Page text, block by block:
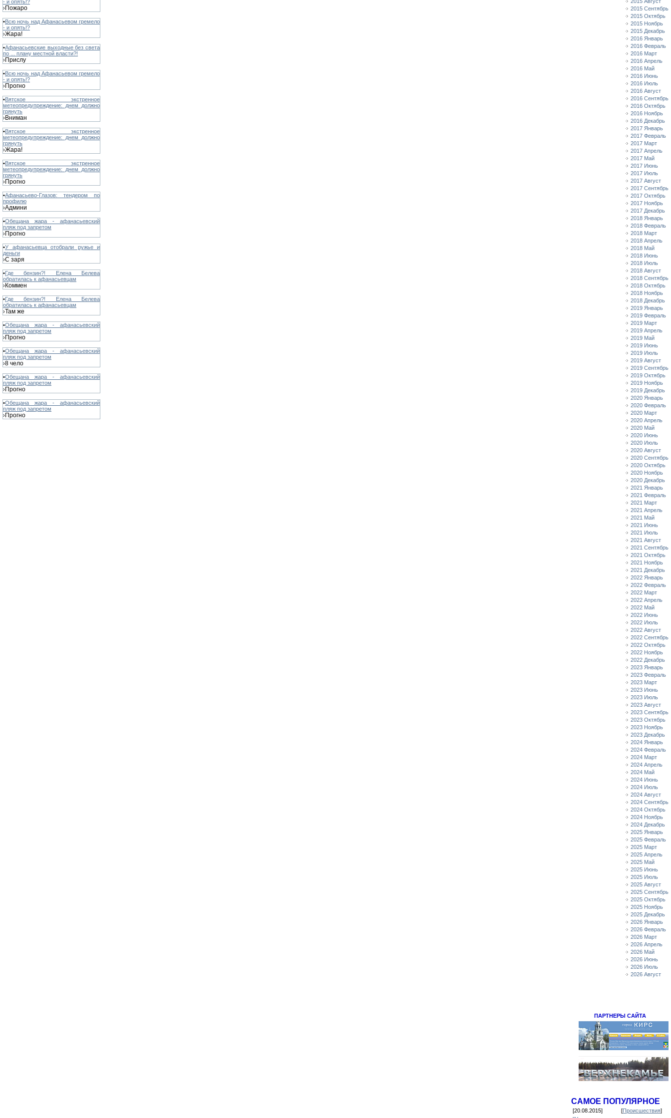
- и опять!?
›Пожаро
•Всю ночь над Афанасьевом гремело
- и опять!?
›Жара!
•Афанасьевские выходные без света
по ... плану местной власти?!
›Прислу
•Всю ночь над Афанасьевом гремело
- и опять!?
›Прогно
•Вятское экстренное
метеопредупреждение: днем должно
грянуть
›Вниман
•Вятское экстренное
метеопредупреждение: днем должно
грянуть
›Жара!
•Вятское экстренное
метеопредупреждение: днем должно
грянуть
›Прогно
•Афанасьево-Глазов: тендером по
профилю
›Админи
•Обещана жара - афанасьевский
пляж под запретом
›Прогно
•У афанасьевца отобрали ружье и
деньги
›С заря
•Где бензин?! Елена Белева
обратилась к афанасьевцам
›Коммен
•Где бензин?! Елена Белева
обратилась к афанасьевцам
›Там же
•Обещана жара - афанасьевский
пляж под запретом
›Прогно
•Обещана жара - афанасьевский
пляж под запретом
›8 чело
•Обещана жара - афанасьевский
пляж под запретом
›Прогно
•Обещана жара - афанасьевский
пляж под запретом
›Прогно
2015 Сентябрь
2015 Октябрь
2015 Ноябрь
2015 Декабрь
2016 Январь
2016 Февраль
2016 Март
2016 Апрель
2016 Май
2016 Июнь
2016 Июль
2016 Август
2016 Сентябрь
2016 Октябрь
2016 Ноябрь
2016 Декабрь
2017 Январь
2017 Февраль
2017 Март
2017 Апрель
2017 Май
2017 Июнь
2017 Июль
2017 Август
2017 Сентябрь
2017 Октябрь
2017 Ноябрь
2017 Декабрь
2018 Январь
2018 Февраль
2018 Март
2018 Апрель
2018 Май
2018 Июнь
2018 Июль
2018 Август
2018 Сентябрь
2018 Октябрь
2018 Ноябрь
2018 Декабрь
2019 Январь
2019 Февраль
2019 Март
2019 Апрель
2019 Май
2019 Июнь
2019 Июль
2019 Август
2019 Сентябрь
2019 Октябрь
2019 Ноябрь
2019 Декабрь
2020 Январь
2020 Февраль
2020 Март
2020 Апрель
2020 Май
2020 Июнь
2020 Июль
2020 Август
2020 Сентябрь
2020 Октябрь
2020 Ноябрь
2020 Декабрь
2021 Январь
2021 Февраль
2021 Март
2021 Апрель
2021 Май
2021 Июнь
2021 Июль
2021 Август
2021 Сентябрь
2021 Октябрь
2021 Ноябрь
2021 Декабрь
2022 Январь
2022 Февраль
2022 Март
2022 Апрель
2022 Май
2022 Июнь
2022 Июль
2022 Август
2022 Сентябрь
2022 Октябрь
2022 Ноябрь
2022 Декабрь
2023 Январь
2023 Февраль
2023 Март
2023 Июнь
2023 Июль
2023 Август
2023 Сентябрь
2023 Октябрь
2023 Ноябрь
2023 Декабрь
2024 Январь
2024 Февраль
2024 Март
2024 Апрель
2024 Май
2024 Июнь
2024 Июль
2024 Август
2024 Сентябрь
2024 Октябрь
2024 Ноябрь
2024 Декабрь
2025 Январь
2025 Февраль
2025 Март
2025 Апрель
2025 Май
2025 Июнь
2025 Июль
2025 Август
2025 Сентябрь
2025 Октябрь
2025 Ноябрь
2025 Декабрь
2026 Январь
2026 Февраль
2026 Март
2026 Апрель
2026 Май
2026 Июнь
2026 Июль
2026 Август
ПАРТНЕРЫ САЙТА
САМОЕ ПОПУЛЯРНОЕ
[20.08.2015] [Происшествия]